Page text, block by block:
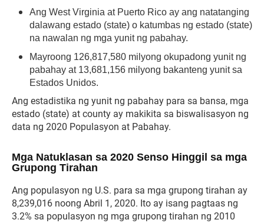
Ang West Virginia at Puerto Rico ay ang natatanging
dalawang estado (state) o katumbas ng estado (state)
na nawalan ng mga yunit ng pabahay.
Mayroong 126,817,580 milyong okupadong yunit ng
pabahay at 13,681,156 milyong bakanteng yunit sa
Estados Unidos.
Ang estadistika ng yunit ng pabahay para sa bansa, mga
estado (state) at county ay makikita sa biswalisasyon ng
data ng 2020 Populasyon at Pabahay.
Mga Natuklasan sa 2020 Senso Hinggil sa mga
Grupong Tirahan
Ang populasyon ng U.S. para sa mga grupong tirahan ay
8,239,016 noong Abril 1, 2020. Ito ay isang pagtaas ng
3.2% sa populasyon ng mga grupong tirahan ng 2010